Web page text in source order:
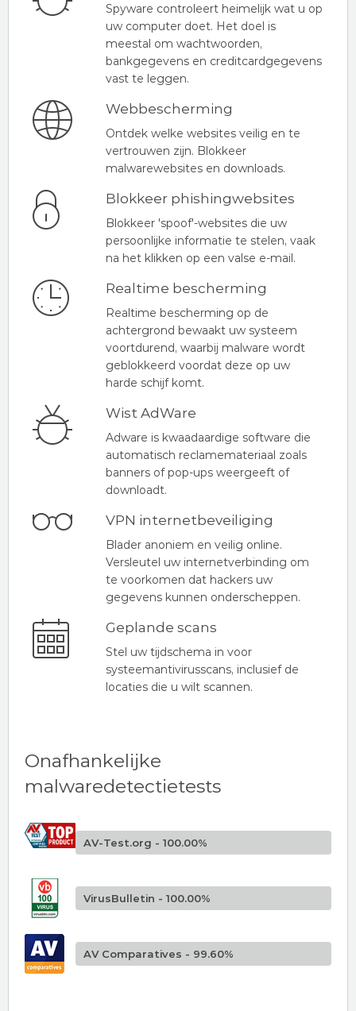
Spyware controleert heimelijk wat u op
uw computer doet. Het doel is
meestal om wachtwoorden,
bankgegevens en creditcardgegevens
vast te leggen.
Webbescherming
Ontdek welke websites veilig en te
vertrouwen zijn. Blokkeer
malwarewebsites en downloads.
Blokkeer phishingwebsites
Blokkeer 'spoof'-websites die uw
persoonlijke informatie te stelen, vaak
na het klikken op een valse e-mail.
Realtime bescherming
Realtime bescherming op de
achtergrond bewaakt uw systeem
voortdurend, waarbij malware wordt
geblokkeerd voordat deze op uw
harde schijf komt.
Wist AdWare
Adware is kwaadaardige software die
automatisch reclamemateriaal zoals
banners of pop-ups weergeeft of
downloadt.
VPN internetbeveiliging
Blader anoniem en veilig online.
Versleutel uw internetverbinding om
te voorkomen dat hackers uw
gegevens kunnen onderscheppen.
Geplande scans
Stel uw tijdschema in voor
systeemantivirusscans, inclusief de
locaties die u wilt scannen.
Onafhankelijke
malwaredetectietests
AV-Test.org - 100.00%
VirusBulletin - 100.00%
AV Comparatives - 99.60%